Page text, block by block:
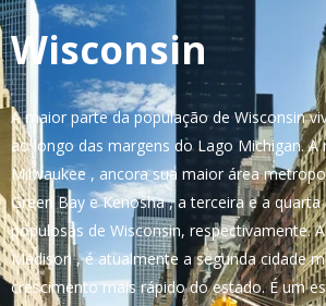
Wisconsin
A maior parte da população de Wisconsin
ao longo das margens do Lago Michigan. A
Milwaukee , ancora sua maior área
Green Bay e Kenosha , a terceira e a quarta
populosas de Wisconsin, respectivamente.
Madison , é atualmente a segunda cidade
crescimento mais rápido do estado. É um